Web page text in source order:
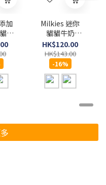
加
條
4
Milkies 迷你
貓貓牛奶
(15g x 20杯)
HK$120.00
HK$143.00
-16%